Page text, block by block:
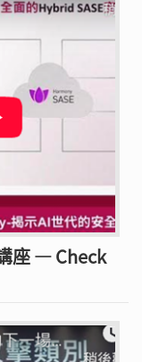
座 — Check